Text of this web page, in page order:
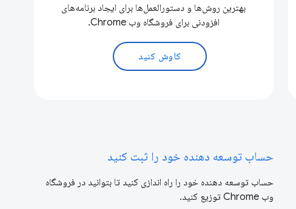
بهترین روش‌ها و دستورالعمل‌ها برای ایجاد برنامه‌های
افزودنی برای فروشگاه وب Chrome.
کاوش کنید
حساب توسعه دهنده خود را ثبت کنید
حساب توسعه دهنده خود را راه اندازی کنید تا بتوانید در فروشگاه
وب Chrome توزیع کنید.